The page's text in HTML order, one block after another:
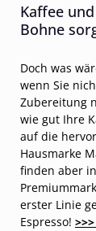
Kaffee
Bohne
Doch was
wenn Sie
Zubereitung
wie gut Ihre
auf die
Hausmarke
finden aber
erster Linie
Espresso!